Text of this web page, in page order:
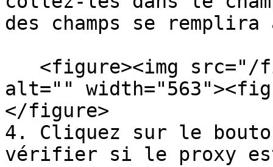
des champs se remplira
alt=""
</figure>
4. Cliquez sur le
vérifier si le proxy